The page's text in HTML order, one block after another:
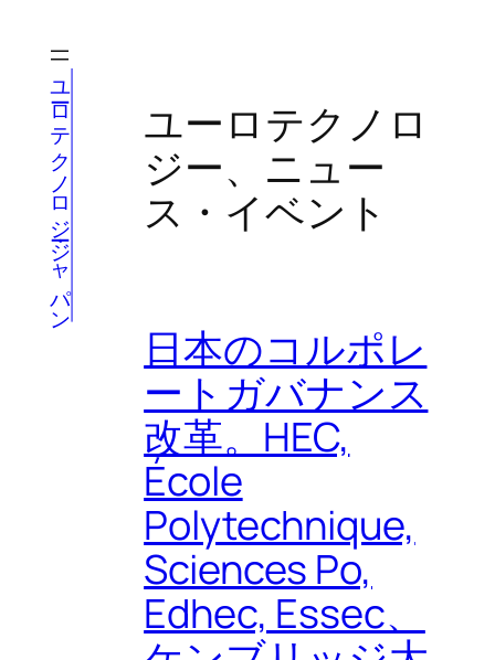
ユーロテクノロジー・ジャパン
ユーロテクノロ
ジー、ニュー
ス・イベント
日本のコルポレ
ートガバナンス
改革。HEC,
École
Polytechnique,
Sciences Po,
Edhec, Essec、